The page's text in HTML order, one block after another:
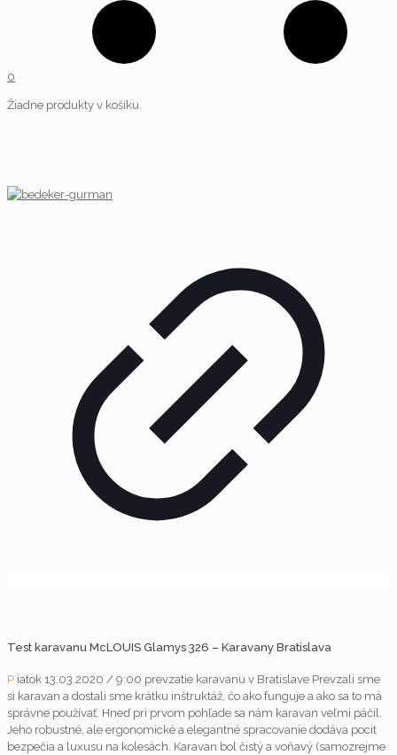
0
Žiadne produkty v košíku.
Test karavanu McLOUIS Glamys 326 – Karavany Bratislava
P iatok 13.03.2020 / 9:00 prevzatie karavanu v Bratislave Prevzali sme
si karavan a dostali sme krátku inštruktáž, čo ako funguje a ako sa to má
správne používať. Hneď pri prvom pohľade sa nám karavan veľmi páčil.
Jeho robustné, ale ergonomické a elegantné spracovanie dodáva pocit
bezpečia a luxusu na kolesách. Karavan bol čistý a voňavý (samozrejme